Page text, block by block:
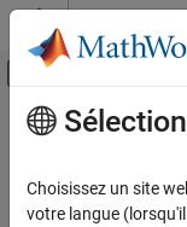
Passer au contenu
Activer/
Accueil de la
Communications Toolbox
Contenu principal
FreeSpace
Free space
Choisissez un site
votre langue